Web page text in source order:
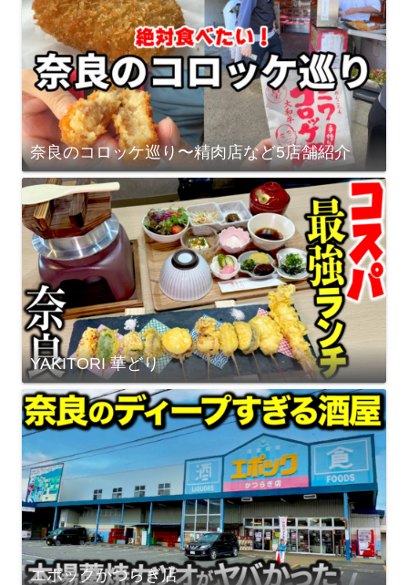
奈良のコロッケ巡り〜精肉店など5店舗紹介
YAKITORI 華どり
エポックかつらぎ店